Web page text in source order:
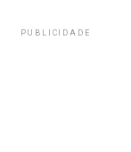
PUBLICIDADE